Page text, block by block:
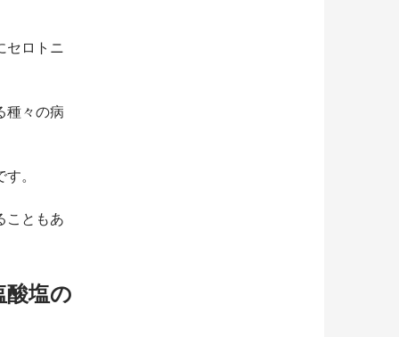
セロトニ
種々の病
。
こともあ
塩の